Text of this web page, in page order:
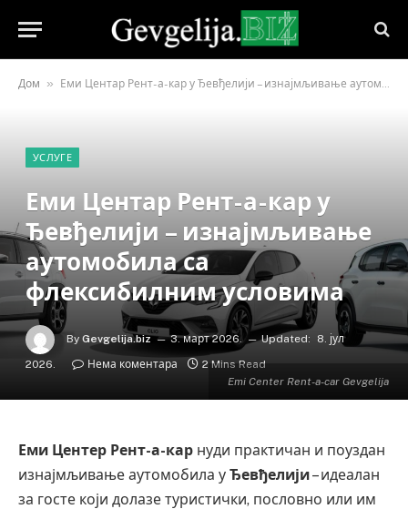
Дом » Еми Центар Рент-а-кар у Ђевђелији – изнајмљивање аутомобила са флексибилним условима
Emi Center Rent-a-car Gevgelija
УСЛУГЕ
Еми Центар Рент-а-кар у
Ђевђелији – изнајмљивање
аутомобила са
флексибилним условима
By Gevgelija.biz 3. март 2026. Updated:
8. јул
2026.
Нема коментара 2 Mins Read
Еми Центер Рент-а-кар нуди практичан и поуздан
изнајмљивање аутомобила у Ђевђелији– идеалан
за госте који долазе туристички, пословно или им